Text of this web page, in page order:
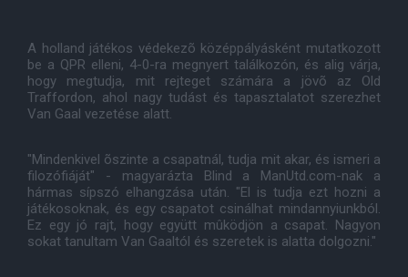
A holland játékos védekezõ középpályásként mutatkozott
be a QPR elleni, 4-0-ra megnyert találkozón, és alig várja,
hogy megtudja, mit rejteget számára a jövõ az Old
Traffordon, ahol nagy tudást és tapasztalatot szerezhet
Van Gaal vezetése alatt.
"Mindenkivel õszinte a csapatnál, tudja mit akar, és ismeri a
filozófiáját" - magyarázta Blind a ManUtd.com-nak a
hármas sípszó elhangzása után. "El is tudja ezt hozni a
játékosoknak, és egy csapatot csinálhat mindannyiunkból.
Ez egy jó rajt, hogy együtt mûködjön a csapat. Nagyon
sokat tanultam Van Gaaltól és szeretek is alatta dolgozni."